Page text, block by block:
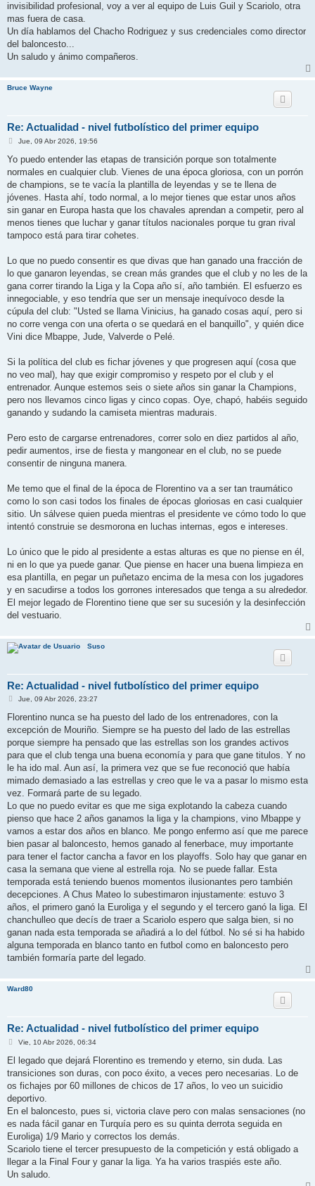
invisibilidad profesional, voy a ver al equipo de Luis Guil y Scariolo, otra
mas fuera de casa.
Un día hablamos del Chacho Rodriguez y sus credenciales como director
del baloncesto...
Un saludo y ánimo compañeros.
Bruce Wayne
Re: Actualidad - nivel futbolístico del primer equipo
M
n
a
j
Jue, 09 Abr 2026, 19:56
Yo puedo entender las etapas de transición porque son totalmente
normales en cualquier club. Vienes de una época gloriosa, con un porrón
de champions, se te vacía la plantilla de leyendas y se te llena de
jóvenes. Hasta ahí, todo normal, a lo mejor tienes que estar unos años
sin ganar en Europa hasta que los chavales aprendan a competir, pero al
menos tienes que luchar y ganar títulos nacionales porque tu gran rival
tampoco está para tirar cohetes.
Lo que no puedo consentir es que divas que han ganado una fracción de
lo que ganaron leyendas, se crean más grandes que el club y no les de la
gana correr tirando la Liga y la Copa año sí, año también. El esfuerzo es
innegociable, y eso tendría que ser un mensaje inequívoco desde la
cúpula del club: "Usted se llama Vinicius, ha ganado cosas aquí, pero si
no corre venga con una oferta o se quedará en el banquillo", y quién dice
Vini dice Mbappe, Jude, Valverde o Pelé.
Si la política del club es fichar jóvenes y que progresen aquí (cosa que
no veo mal), hay que exigir compromiso y respeto por el club y el
entrenador. Aunque estemos seis o siete años sin ganar la Champions,
pero nos llevamos cinco ligas y cinco copas. Oye, chapó, habéis seguido
ganando y sudando la camiseta mientras madurais.
Pero esto de cargarse entrenadores, correr solo en diez partidos al año,
pedir aumentos, irse de fiesta y mangonear en el club, no se puede
consentir de ninguna manera.
Me temo que el final de la época de Florentino va a ser tan traumático
como lo son casi todos los finales de épocas gloriosas en casi cualquier
sitio. Un sálvese quien pueda mientras el presidente ve cómo todo lo que
intentó construie se desmorona en luchas internas, egos e intereses.
Lo único que le pido al presidente a estas alturas es que no piense en él,
ni en lo que ya puede ganar. Que piense en hacer una buena limpieza en
esa plantilla, en pegar un puñetazo encima de la mesa con los jugadores
y en sacudirse a todos los gorrones interesados que tenga a su alrededor.
El mejor legado de Florentino tiene que ser su sucesión y la desinfección
del vestuario.
Suso
Re: Actualidad - nivel futbolístico del primer equipo
M
n
a
j
Jue, 09 Abr 2026, 23:27
Florentino nunca se ha puesto del lado de los entrenadores, con la
excepción de Mouriño. Siempre se ha puesto del lado de las estrellas
porque siempre ha pensado que las estrellas son los grandes activos
para que el club tenga una buena economía y para que gane titulos. Y no
le ha ido mal. Aun así, la primera vez que se fue reconoció que había
mimado demasiado a las estrellas y creo que le va a pasar lo mismo esta
vez. Formará parte de su legado.
Lo que no puedo evitar es que me siga explotando la cabeza cuando
pienso que hace 2 años ganamos la liga y la champions, vino Mbappe y
vamos a estar dos años en blanco. Me pongo enfermo así que me parece
bien pasar al baloncesto, hemos ganado al fenerbace, muy importante
para tener el factor cancha a favor en los playoffs. Solo hay que ganar en
casa la semana que viene al estrella roja. No se puede fallar. Esta
temporada está teniendo buenos momentos ilusionantes pero también
decepciones. A Chus Mateo lo subestimaron injustamente: estuvo 3
años, el primero ganó la Euroliga y el segundo y el tercero ganó la liga. El
chanchulleo que decís de traer a Scariolo espero que salga bien, si no
ganan nada esta temporada se añadirá a lo del fútbol. No sé si ha habido
alguna temporada en blanco tanto en futbol como en baloncesto pero
también formaría parte del legado.
Ward80
Re: Actualidad - nivel futbolístico del primer equipo
M
n
a
j
Vie, 10 Abr 2026, 06:34
El legado que dejará Florentino es tremendo y eterno, sin duda. Las
transiciones son duras, con poco éxito, a veces pero necesarias. Lo de
os fichajes por 60 millones de chicos de 17 años, lo veo un suicidio
deportivo.
En el baloncesto, pues si, victoria clave pero con malas sensaciones (no
es nada fácil ganar en Turquía pero es su quinta derrota seguida en
Euroliga) 1/9 Mario y correctos los demás.
Scariolo tiene el tercer presupuesto de la competición y está obligado a
llegar a la Final Four y ganar la liga. Ya ha varios traspiés este año.
Un saludo.